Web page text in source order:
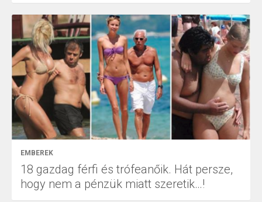
EMBEREK
18 gazdag férfi és trófeanőik. Hát persze,
hogy nem a pénzük miatt szeretik…!